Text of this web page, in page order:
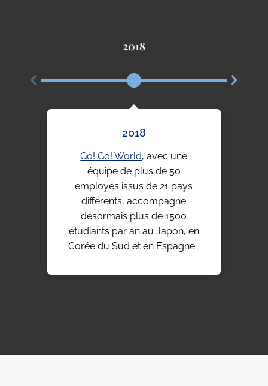
2018
2018
Go! Go! World, avec une
équipe de plus de 50
employés issus de 21 pays
différents, accompagne
désormais plus de 1500
étudiants par an au Japon, en
Corée du Sud et en Espagne.